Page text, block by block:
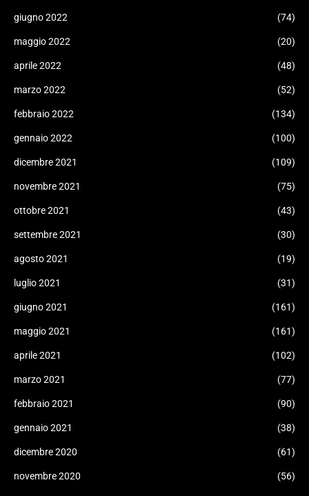
giugno 2022 (74)
maggio 2022 (20)
aprile 2022 (48)
marzo 2022 (52)
febbraio 2022 (134)
gennaio 2022 (100)
dicembre 2021 (109)
novembre 2021 (75)
ottobre 2021 (43)
settembre 2021 (30)
agosto 2021 (19)
luglio 2021 (31)
giugno 2021 (161)
maggio 2021 (161)
aprile 2021 (102)
marzo 2021 (77)
febbraio 2021 (90)
gennaio 2021 (38)
dicembre 2020 (61)
novembre 2020 (56)